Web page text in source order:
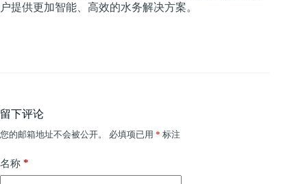
户提供更加智能、高效的水务解决方案。
留下评论
您的邮箱地址不会被公开。 必填项已用 * 标注
名称 *